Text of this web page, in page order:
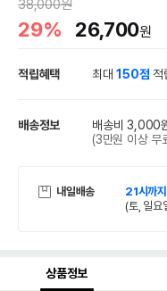
38,000원
29% 26,700원
적립혜택 최대150점 적
배송정보 배송비 3,000
(3만원 이상 무
내일배송 21시까
(토, 일요
상품정보